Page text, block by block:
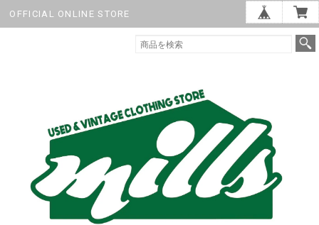
OFFICIAL ONLINE STORE